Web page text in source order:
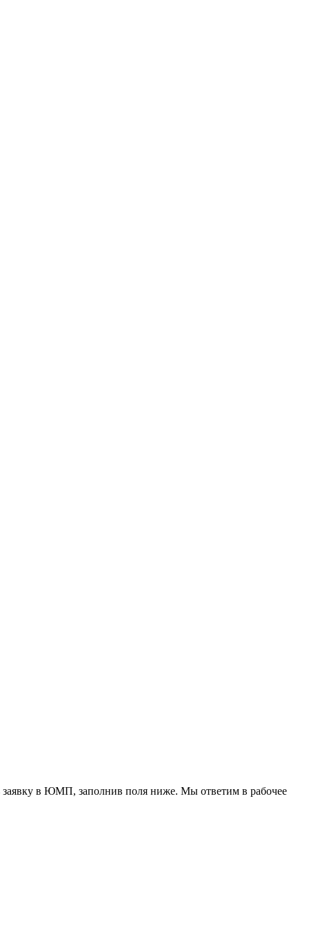
в ЮМП, заполнив поля ниже. Mы ответим в рабочее